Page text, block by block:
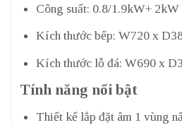
Công suất: 0.8/1.9kW+
Kích thước bếp: W720 x
Kích thước lỗ đá: W690 x
Tính năng nổi bật
Thiết kế lắp đặt âm 1 vùng